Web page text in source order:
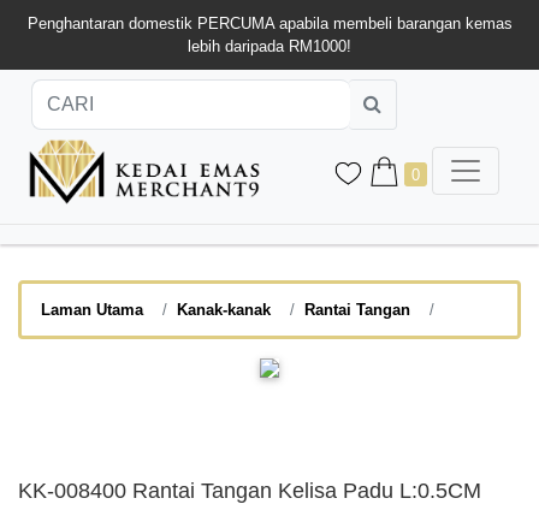
Penghantaran domestik PERCUMA apabila membeli barangan kemas
lebih daripada RM1000!
0
Laman Utama Kanak-kanak Rantai Tangan
KK-008400 Rantai Tangan Kelisa Padu L:0.5CM